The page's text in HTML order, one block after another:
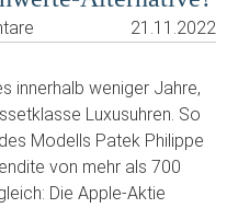
21.11.2022
innerhalb weniger Jahre,
Luxusuhren. So
Modells Patek Philippe
von mehr als 700
Die Apple-Aktie